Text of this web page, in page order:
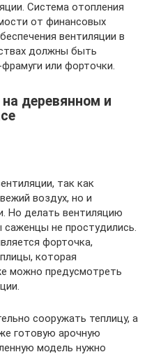
Система отопления
от финансовых
вентиляции в
должны быть
или форточки.
деревянном и
так как
воздух, но и
Но делать вентиляцию
не простудились.
форточка,
которая
можно предусмотреть
сооружать теплицу, а
готовую арочную
модель нужно